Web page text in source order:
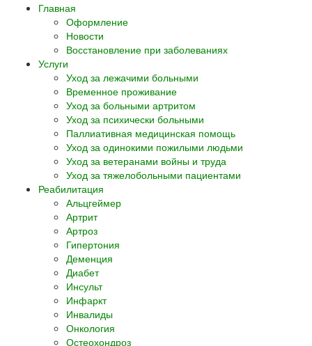
Главная
Оформление
Новости
Восстановление при заболеваниях
Услуги
Уход за лежачими больными
Временное проживание
Уход за больными артритом
Уход за психически больными
Паллиативная медицинская помощь
Уход за одинокими пожилыми людьми
Уход за ветеранами войны и труда
Уход за тяжелобольными пациентами
Реабилитация
Альцгеймер
Артрит
Артроз
Гипертония
Деменция
Диабет
Инсульт
Инфаркт
Инвалиды
Онкология
Остеохондроз